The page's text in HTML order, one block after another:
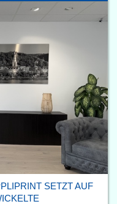
SETZT AUF